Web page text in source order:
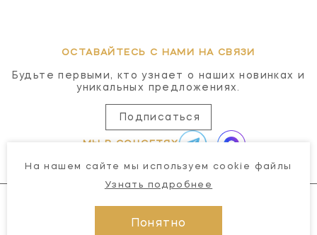
ОСТАВАЙТЕСЬ С НАМИ НА СВЯЗИ
Будьте первыми, кто узнает о наших новинках и
уникальных предложениях.
Подписаться
МЫ В СОЦСЕТЯХ
На нашем сайте мы используем cookie файлы
Узнать подробнее
Понятно